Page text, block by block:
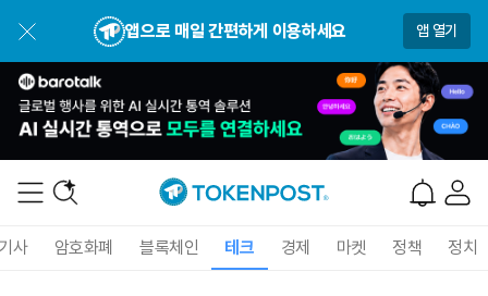
앱으로 매일 간편하게 이용하세요 앱 열기
사 암호화폐 블록체인 테크 경제 마켓 정책 정치
XRP (XRP) ₩1,494(-1.49%)
Solana (SOL) ₩ 105,251(+0.21%)